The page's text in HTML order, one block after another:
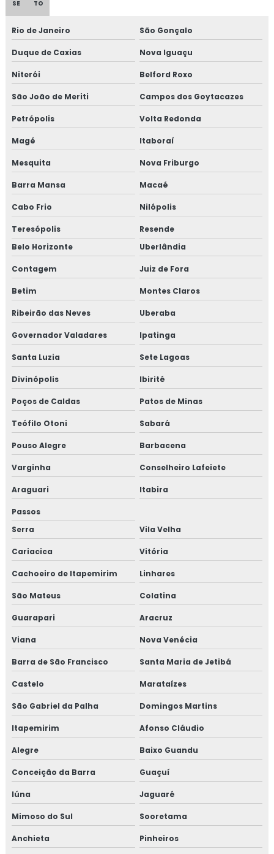
SE TO
Rio de Janeiro São Gonçalo
Duque de Caxias Nova Iguaçu
Niterói Belford Roxo
São João de Meriti Campos dos Goytacazes
Petrópolis Volta Redonda
Magé Itaboraí
Mesquita Nova Friburgo
Barra Mansa Macaé
Cabo Frio Nilópolis
Teresópolis
Resende
Belo Horizonte
Uberlândia
Contagem Juiz de Fora
Betim Montes Claros
Ribeirão das Neves Uberaba
Governador Valadares Ipatinga
Santa Luzia Sete Lagoas
Divinópolis Ibirité
Poços de Caldas Patos de Minas
Teófilo Otoni Sabará
Pouso Alegre Barbacena
Varginha Conselheiro Lafeiete
Araguari Itabira
Passos
Serra
Vila Velha
Cariacica Vitória
Cachoeiro de Itapemirim Linhares
São Mateus Colatina
Guarapari Aracruz
Viana Nova Venécia
Barra de São Francisco Santa Maria de Jetibá
Castelo Marataízes
São Gabriel da Palha Domingos Martins
Itapemirim Afonso Cláudio
Alegre Baixo Guandu
Conceição da Barra Guaçuí
Iúna Jaguaré
Mimoso do Sul Sooretama
Anchieta Pinheiros